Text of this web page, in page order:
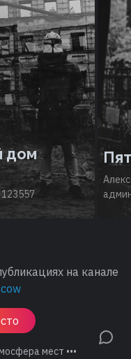
дом
на канале
мест •••